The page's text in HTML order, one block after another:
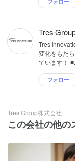
フォロー
Tres
Tres
変化をもた
ています！
フォロー
Tres Group株式会社
この会社の他の